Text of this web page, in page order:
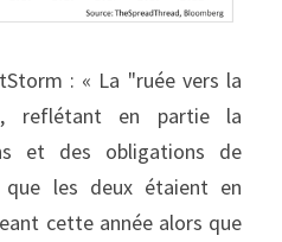
: « La "ruée vers la
reflétant en partie la
et des obligations de
que les deux étaient en
cette année alors que